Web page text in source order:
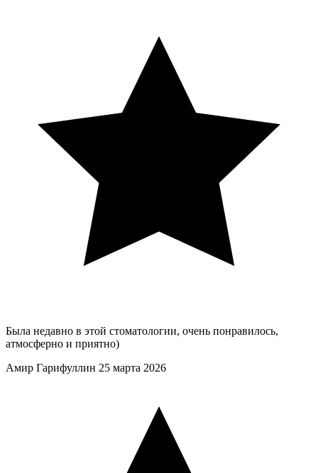
Была недавно в этой стоматологии, очень понравилось,
атмосферно и приятно)
Амир Гарифуллин 25 марта 2026